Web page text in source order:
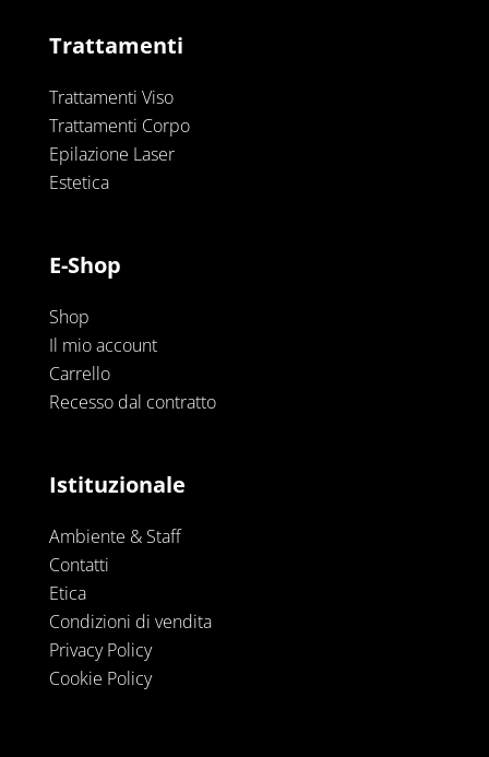
Trattamenti
Trattamenti Viso
Trattamenti Corpo
Epilazione Laser
Estetica
E-Shop
Shop
Il mio account
Carrello
Recesso dal contratto
Istituzionale
Ambiente & Staff
Contatti
Etica
Condizioni di vendita
Privacy Policy
Cookie Policy